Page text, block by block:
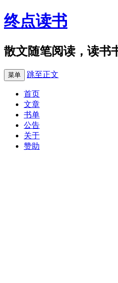
终点读书
散文随笔阅读，读书
菜单 跳至正文
首页
文章
书单
公告
关于
赞助